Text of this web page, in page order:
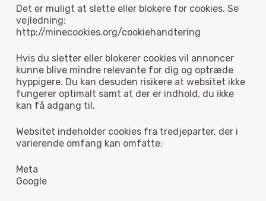
Det er muligt at slette eller blokere for cookies. Se
vejledning:
http://minecookies.org/cookiehandtering
Hvis du sletter eller blokerer cookies vil annoncer
kunne blive mindre relevante for dig og optræde
hyppigere. Du kan desuden risikere at websitet ikke
fungerer optimalt samt at der er indhold, du ikke
kan få adgang til.
Websitet indeholder cookies fra tredjeparter, der i
varierende omfang kan omfatte:
Meta
Google